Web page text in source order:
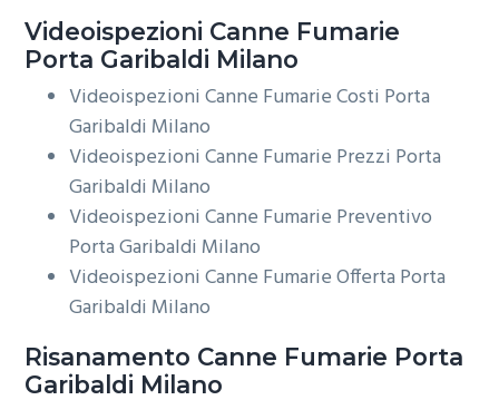
Videoispezioni Canne Fumarie
Porta Garibaldi Milano
Videoispezioni Canne Fumarie Costi Porta
Garibaldi Milano
Videoispezioni Canne Fumarie Prezzi Porta
Garibaldi Milano
Videoispezioni Canne Fumarie Preventivo
Porta Garibaldi Milano
Videoispezioni Canne Fumarie Offerta Porta
Garibaldi Milano
Risanamento Canne Fumarie Porta
Garibaldi Milano